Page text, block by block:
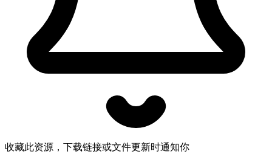
收藏此资源，下载链接或文件更新时通知你